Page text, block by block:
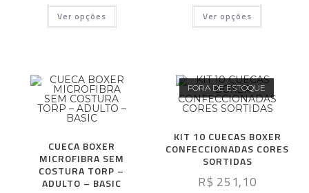
Ver opções Ver opções
CUECA BOXER
MICROFIBRA SEM
COSTURA TORP –
ADULTO – BASIC
FORA DE ESTOQUE
KIT 10 CUECAS BOXER
CONFECCIONADAS CORES
SORTIDAS
R$ 251,10